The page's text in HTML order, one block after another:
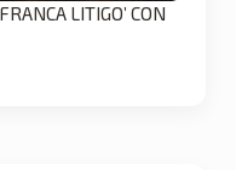
LITIGO’ CON